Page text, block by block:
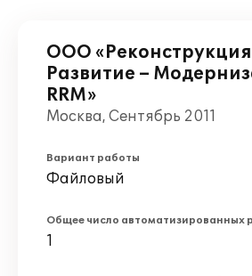
ООО «Реконструкция
Развитие –
RRM»
Москва, Сентябрь 2011
Вариант работы
Файловый
Общее число автоматизированных
1